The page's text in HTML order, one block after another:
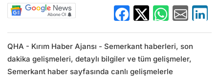
QHA - Kırım Haber Ajansı - Semerkant haberleri, son
dakika gelişmeleri, detaylı bilgiler ve tüm gelişmeler,
Semerkant haber sayfasında canlı gelişmelerle